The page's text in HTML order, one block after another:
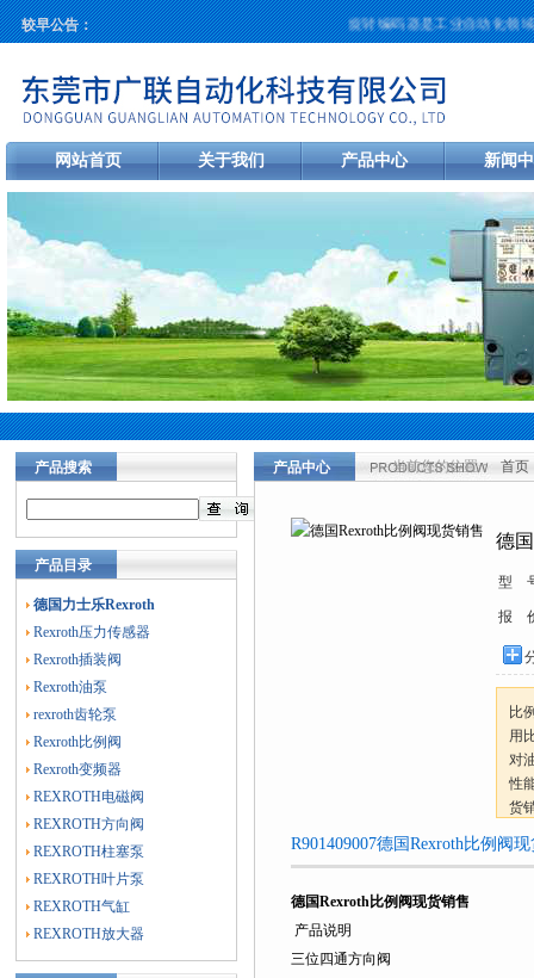
较早公告： 旋转编码器是工业自动化领域中
网站首页 关于我们 产品中心 新闻
产品搜索
产品目录
德国力士乐Rexroth
Rexroth压力传感器
Rexroth插装阀
Rexroth油泵
rexroth齿轮泵
Rexroth比例阀
Rexroth变频器
REXROTH电磁阀
REXROTH方向阀
REXROTH柱塞泵
REXROTH叶片泵
REXROTH气缸
REXROTH放大器
产品中心 当前您的位置： 首页
德
型
报
比
用
对
性
货
R901409007德国Rexroth比例阀
德国Rexroth比例阀现货销售
产品说明
三位四通方向阀